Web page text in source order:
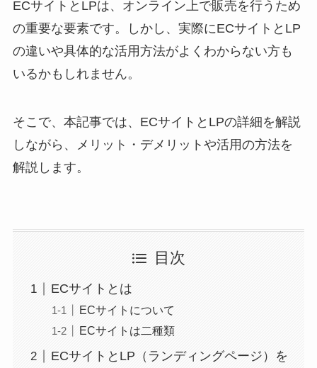
ECサイトとLPは、オンライン上で販売を行うため
の重要な要素です。しかし、実際にECサイトとLP
の違いや具体的な活用方法がよくわからない方も
いるかもしれません。
そこで、本記事では、ECサイトとLPの詳細を解説
しながら、メリット・デメリットや活用の方法を
解説します。
目次
ECサイトとは
ECサイトについて
ECサイトは二種類
ECサイトとLP（ランディングページ）を